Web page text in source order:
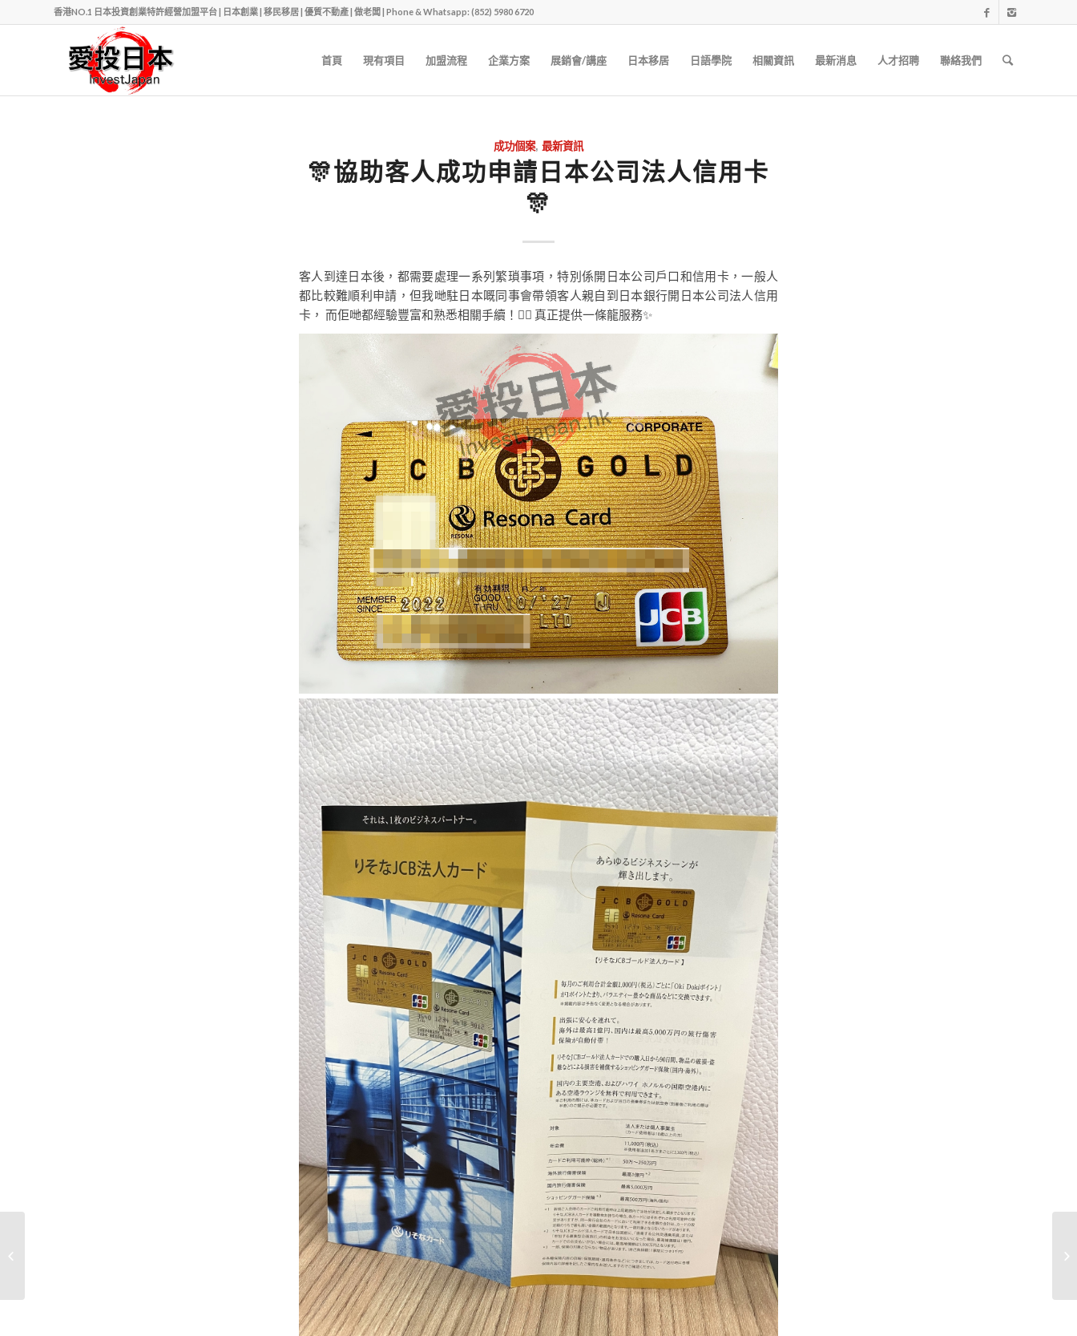
香港NO.1 日本投資創業特許經營加盟平台 | 日本創業 | 移民移居 | 優質不動產 | 做老闆 | Phone & Whatsapp: (852) 5980 6720
首頁 現有項目 加盟流程 企業方案 展銷會/講座 日本移居 日語學院 相關資訊 最新消息 人才招聘 聯絡我們
成功個案, 最新資訊
🎊協助客人成功申請日本公司法人信用卡
🎊
客人到達日本後，都需要處理一系列繁瑣事項，特別係開日本公司戶口和信用卡，一般人
都比較難順利申請，但我哋駐日本嘅同事會帶領客人親自到日本銀行開日本公司法人信用
卡， 而佢哋都經驗豐富和熟悉相關手續！👍🏼 真正提供一條龍服務✨